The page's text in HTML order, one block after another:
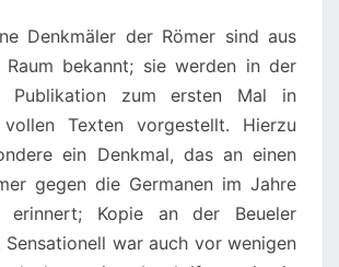
D
S
T
Ä
T
T
E
N
Denkmäler der Römer sind aus
Raum bekannt; sie werden in der
Publikation zum ersten Mal in
Texten vorgestellt. Hierzu
ein Denkmal, das an einen
gegen die Germanen im Jahre
erinnert; Kopie an der Beueler
war auch vor wenigen